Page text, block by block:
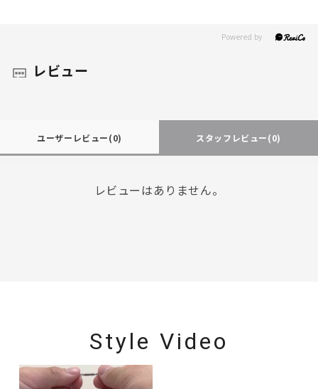
レビュー
ユーザーレビュー(0) スタッフレビュー(0)
レビューはありません。
Style Video